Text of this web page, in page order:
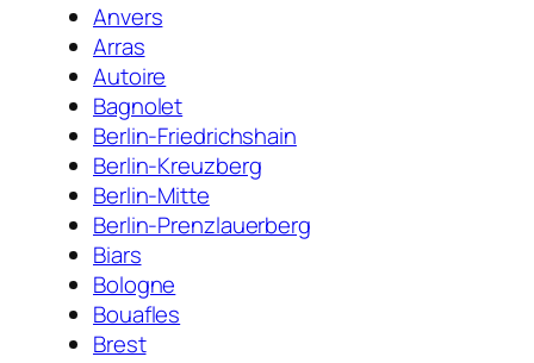
Anvers
Arras
Autoire
Bagnolet
Berlin-Friedrichshain
Berlin-Kreuzberg
Berlin-Mitte
Berlin-Prenzlauerberg
Biars
Bologne
Bouafles
Brest